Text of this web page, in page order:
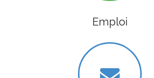
Emploi